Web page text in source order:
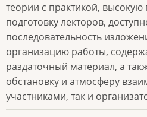
теории с практикой,
подготовку лекторов,
последовательность
организацию работы,
раздаточный материал, а
обстановку и атмосферу
участниками, так и